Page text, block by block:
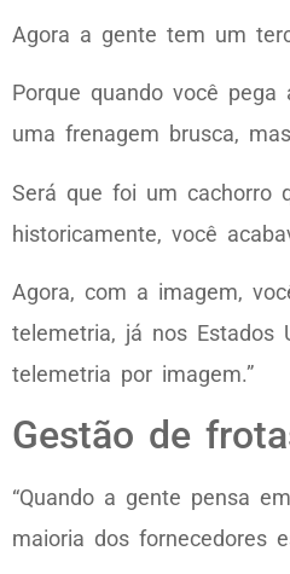
Agora a gente tem um
Porque quando você
uma frenagem brusca,
Será que foi um cachorro
historicamente, você
Agora, com a imagem,
telemetria, já nos Estados
telemetria por imagem.”
Gestão de
“Quando a gente pensa
maioria dos fornecedores